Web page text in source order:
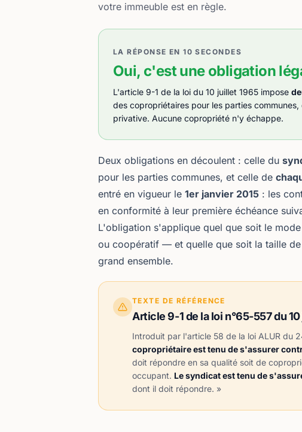
votre immeuble est en règle.
LA RÉPONSE EN 10 SECONDES
Oui, c'est une obligation
L'article 9-1 de la loi du 10 juillet 1965 impose
des copropriétaires pour les parties
privative. Aucune copropriété n'y échappe.
Deux obligations en découlent : celle du
pour les parties communes, et celle de
entré en vigueur le 1er janvier 2015 : les
en conformité à leur première échéance
L'obligation s'applique quel que soit le
ou coopératif — et quelle que soit la taille
grand ensemble.
TEXTE DE RÉFÉRENCE
Article 9-1 de la loi n°65-557 du
Introduit par l'article 58 de la loi ALUR du
copropriétaire est tenu de s'assurer
doit répondre en sa qualité soit de
occupant. Le syndicat est tenu de
dont il doit répondre. »